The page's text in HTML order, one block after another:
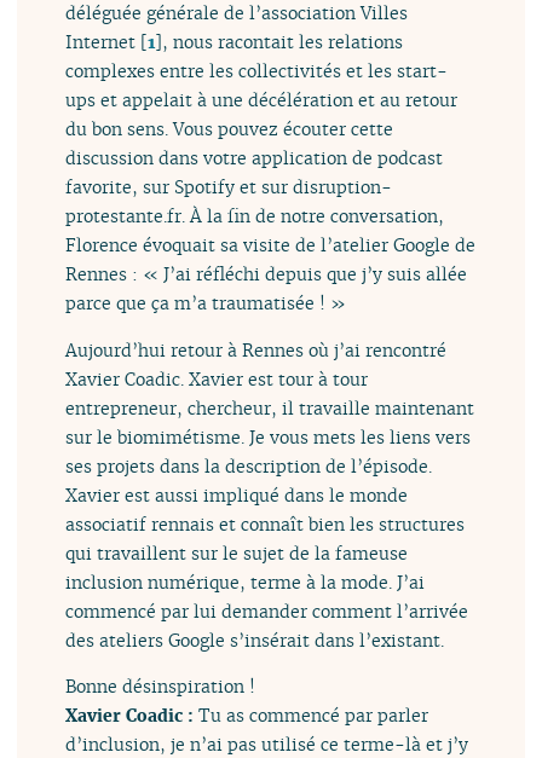
déléguée générale de l’association Villes
Internet [1], nous racontait les relations
complexes entre les collectivités et les start-
ups et appelait à une décélération et au retour
du bon sens. Vous pouvez écouter cette
discussion dans votre application de podcast
favorite, sur Spotify et sur disruption-
protestante.fr. À la fin de notre conversation,
Florence évoquait sa visite de l’atelier Google de
Rennes : « J’ai réfléchi depuis que j’y suis allée
parce que ça m’a traumatisée ! »
Aujourd’hui retour à Rennes où j’ai rencontré
Xavier Coadic. Xavier est tour à tour
entrepreneur, chercheur, il travaille maintenant
sur le biomimétisme. Je vous mets les liens vers
ses projets dans la description de l’épisode.
Xavier est aussi impliqué dans le monde
associatif rennais et connaît bien les structures
qui travaillent sur le sujet de la fameuse
inclusion numérique, terme à la mode. J’ai
commencé par lui demander comment l’arrivée
des ateliers Google s’insérait dans l’existant.
Bonne désinspiration !
Xavier Coadic :Tu as commencé par parler
d’inclusion, je n’ai pas utilisé ce terme-là et j’y